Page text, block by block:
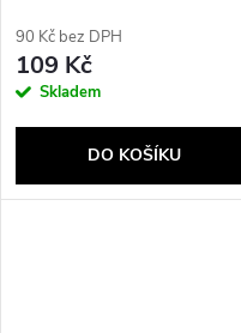
LCD/TFT/Plazma,
Zástěny/plasty Pěna na čištění
zařízení 400 ml
90 Kč bez DPH
109 Kč
Skladem
DO KOŠÍKU